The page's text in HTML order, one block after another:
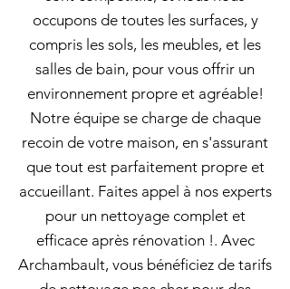
occupons de toutes les surfaces, y
compris les sols, les meubles, et les
salles de bain, pour vous offrir un
environnement propre et agréable!
Notre équipe se charge de chaque
recoin de votre maison, en s'assurant
que tout est parfaitement propre et
accueillant. Faites appel à nos experts
pour un nettoyage complet et
efficace après rénovation !. Avec
Archambault, vous bénéficiez de tarifs